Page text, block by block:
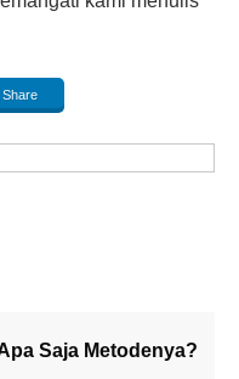
Share
Saja Metodenya?